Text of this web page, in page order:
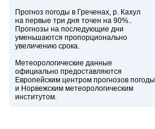
Прогноз погоды в Греченах, р. Кахул
на первые три дня точен на 90%..
Прогнозы на последующие дни
уменьшаются пропорционально
увеличению срока.
Метеорологические данные
официально предоставляются
Европейским центром прогнозов погоды
и Норвежским метеорологическим
институтом.